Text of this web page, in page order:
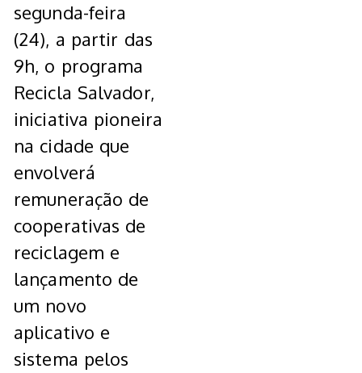
segunda-feira
(24), a partir das
9h, o programa
Recicla Salvador,
iniciativa pioneira
na cidade que
envolverá
remuneração de
cooperativas de
reciclagem e
lançamento de
um novo
aplicativo e
sistema pelos